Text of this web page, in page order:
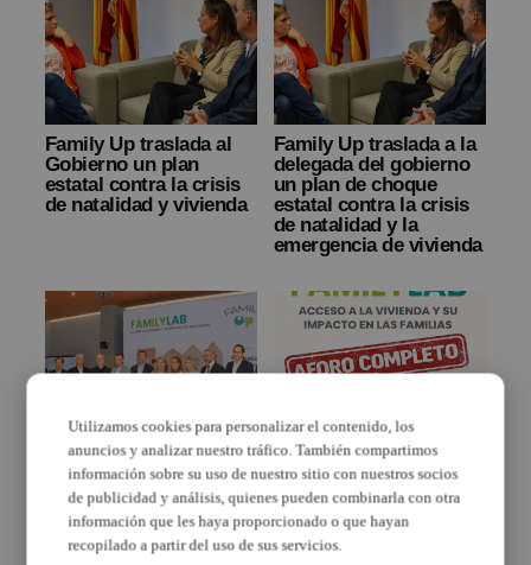
Family Up traslada al
Gobierno un plan
estatal contra la crisis
de natalidad y vivienda
Family Up traslada a la
delegada del gobierno
un plan de choque
estatal contra la crisis
de natalidad y la
emergencia de vivienda
Valencia reúne a líderes
empresariales,
institucionales y
sociales ante la
emergencia de la
Valencia se convertirá
mañana en el epicentro
del debate sobre la
emergencia de la
vivienda
Utilizamos cookies para personalizar el contenido, los
anuncios y analizar nuestro tráfico. También compartimos
información sobre su uso de nuestro sitio con nuestros socios
de publicidad y análisis, quienes pueden combinarla con otra
información que les haya proporcionado o que hayan
recopilado a partir del uso de sus servicios.